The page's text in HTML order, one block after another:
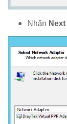
Nhấn Next